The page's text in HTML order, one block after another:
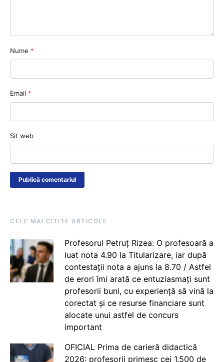
Nume *
Email *
Sit web
CELE MAI CITITE ARTICOLE
Profesorul Petruț Rizea: O profesoară a
luat nota 4.90 la Titularizare, iar după
contestații nota a ajuns la 8.70 / Astfel
de erori îmi arată ce entuziasmați sunt
profesorii buni, cu experiență să vină la
corectat și ce resurse financiare sunt
alocate unui astfel de concurs
important
OFICIAL Prima de carieră didactică
2026: profesorii primesc cei 1.500 de